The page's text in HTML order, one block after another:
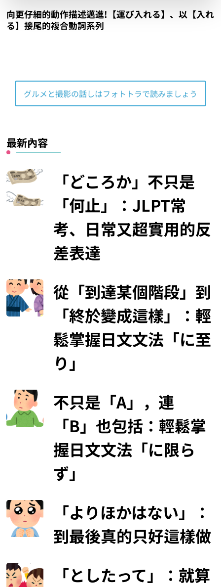
向更仔細的動作描述邁進!【運び入れる】、以【入れ
る】接尾的複合動詞系列
グルメと撮影の話しはフォトトラで読みましょう
最新內容
「どころか」不只是
「何止」：JLPT常
考、日常又超實用的反
差表達
從「到達某個階段」到
「終於變成這樣」：輕
鬆掌握日文文法「に至
り」
不只是「A」，連
「B」也包括：輕鬆掌
握日文文法「に限ら
ず」
「よりほかはない」：
到最後真的只好這樣做
「としたって」：就算